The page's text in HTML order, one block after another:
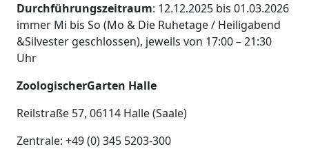
Durchführungszeitraum: 12.12.2025 bis 01.03.2026
immer Mi bis So (Mo & Die Ruhetage / Heiligabend
&Silvester geschlossen), jeweils von 17:00 – 21:30
Uhr
ZoologischerGarten Halle
Reilstraße 57, 06114 Halle (Saale)
Zentrale: +49 (0) 345 5203-300